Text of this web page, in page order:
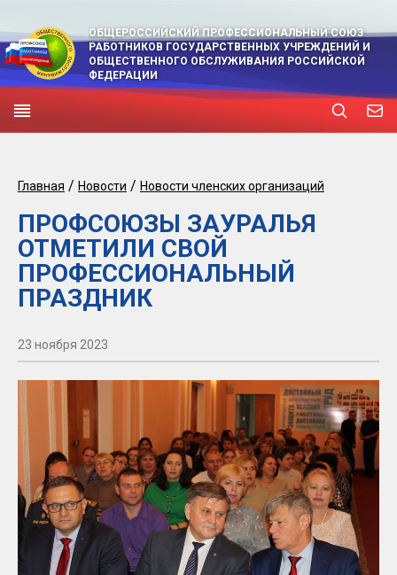
ОБЩЕРОССИЙСКИЙ ПРОФЕССИОНАЛЬНЫЙ СОЮЗ
РАБОТНИКОВ ГОСУДАРСТВЕННЫХ УЧРЕЖДЕНИЙ И
ОБЩЕСТВЕННОГО ОБСЛУЖИВАНИЯ РОССИЙСКОЙ
ФЕДЕРАЦИИ
Главная / Новости / Новости членских организаций
ПРОФСОЮЗЫ ЗАУРАЛЬЯ
ОТМЕТИЛИ СВОЙ
ПРОФЕССИОНАЛЬНЫЙ
ПРАЗДНИК
23 ноября 2023